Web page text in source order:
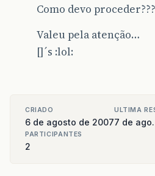
Como devo proceder???
Valeu pela atenção…
[]´s :lol:
CRIADO
6 de agosto de 2007
ULTIMA
7 de
PARTICIPANTES
2